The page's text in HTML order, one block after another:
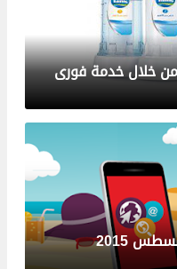
عرض الصيف من فودافون اغسطس 2015